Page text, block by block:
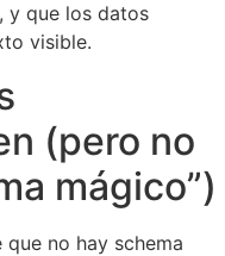
y que los datos
visible.
(pero no
mágico”)
no hay schema